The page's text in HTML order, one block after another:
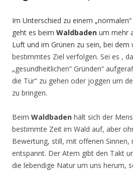
Im Unterschied zu einem
geht es beim Waldbaden um mehr
Luft und im Grünen zu sein, bei dem
bestimmtes Ziel verfolgen. Sei es ,
„gesundheitlichen“ Gründen“
die Tür“ zu gehen oder joggen um
zu bringen.
Beim Waldbaden hält sich der
bestimmte Zeit im Wald auf, aber
Bewertung, still, mit offenen Sinnen,
entspannt. Der Atem gibt den Takt
die lebendige Natur um uns herum,